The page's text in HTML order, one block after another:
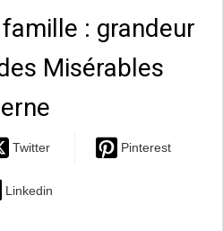
: grandeur
Misérables
Twitter Pinterest
Linkedin